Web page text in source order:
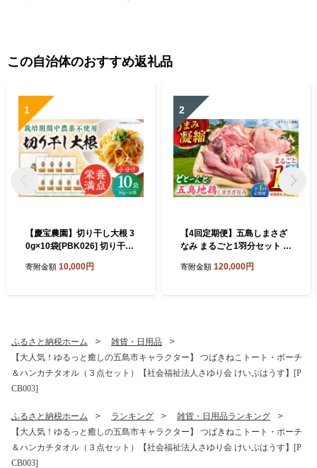
この自治体のおすすめ返礼品
1
【慶宝農園】切り干し大根 3
0g×10袋[PBK026] 切り干し
こん 小分け 野菜 乾物 乾燥
寄附金額 10,000円
2
【4回定期便】五島しまさざ
なみ まるごと1羽分セット 冷
なみ農園 [PHH003]
寄附金額 120,000円
ふるさと納税ホーム
雑貨・日用品
【大人気！ゆるっと癒しの五島市キャラクター】 つばきねこトート・ポーチ
＆ハンカチタオル（３点セット）【社会福祉法人さゆり会 けいぷはうす】[P
CB003]
ふるさと納税ホーム ランキング
雑貨・日用品ランキング
【大人気！ゆるっと癒しの五島市キャラクター】 つばきねこトート・ポーチ
＆ハンカチタオル（３点セット）【社会福祉法人さゆり会 けいぷはうす】[P
CB003]